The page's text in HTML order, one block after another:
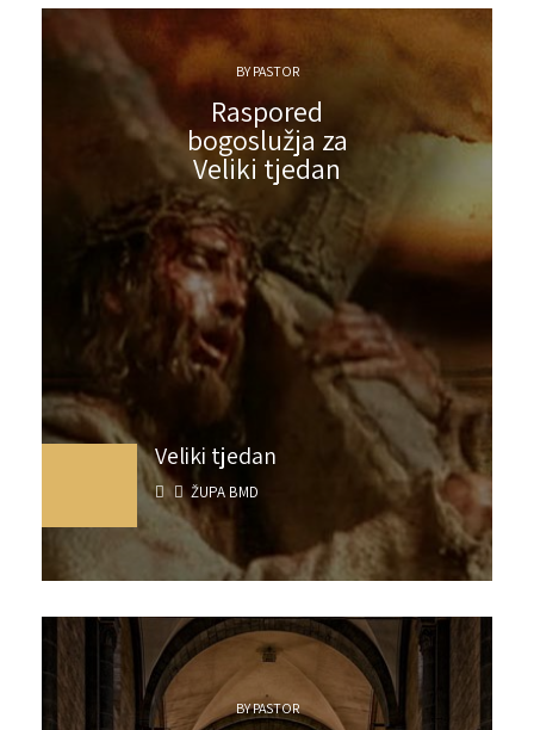
BY PASTOR
Raspored
bogoslužja za
Veliki tjedan
Veliki tjedan
ŽUPA BMD
BY PASTOR